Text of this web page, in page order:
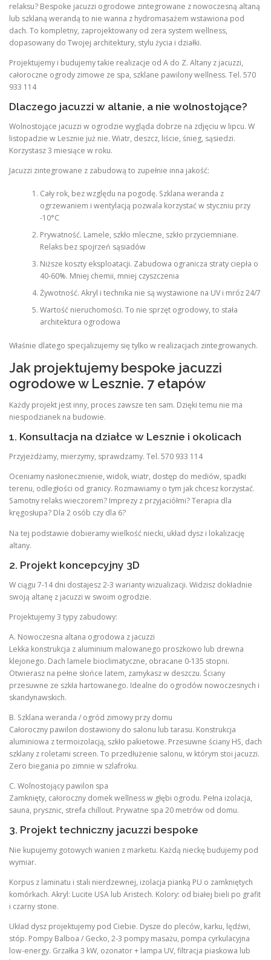
relaksu? Bespoke jacuzzi ogrodowe zintegrowane z nowoczesną altaną
lub szklaną werandą to nie wanna z hydromasażem wstawiona pod
dach. To kompletny, zaprojektowany od zera system wellness,
dopasowany do Twojej architektury, stylu życia i działki.
Projektujemy i budujemy takie realizacje od A do Z. Altany z jacuzzi,
całoroczne ogrody zimowe ze spa, szklane pawilony wellness. Tel. 570
933 114
Dlaczego jacuzzi w altanie, a nie wolnostojące?
Wolnostojące jacuzzi w ogrodzie wygląda dobrze na zdjęciu w lipcu. W
listopadzie w Lesznie już nie. Wiatr, deszcz, liście, śnieg, sąsiedzi.
Korzystasz 3 miesiące w roku.
Jacuzzi zintegrowane z zabudową to zupełnie inna jakość:
Cały rok, bez względu na pogodę. Szklana weranda z
ogrzewaniem i wentylacją pozwala korzystać w styczniu przy
-10°C
Prywatność. Lamele, szkło mleczne, szkło przyciemniane.
Relaks bez spojrzeń sąsiadów
Niższe koszty eksploatacji. Zabudowa ogranicza straty ciepła o
40-60%. Mniej chemii, mniej czyszczenia
Żywotność. Akryl i technika nie są wystawione na UV i mróz 24/7
Wartość nieruchomości. To nie sprzęt ogrodowy, to stała
architektura ogrodowa
Właśnie dlatego specjalizujemy się tylko w realizacjach zintegrowanych.
Jak projektujemy bespoke jacuzzi
ogrodowe w Lesznie. 7 etapów
Każdy projekt jest inny, proces zawsze ten sam. Dzięki temu nie ma
niespodzianek na budowie.
1. Konsultacja na działce w Lesznie i okolicach
Przyjeżdżamy, mierzymy, sprawdzamy. Tel. 570 933 114
Oceniamy nasłonecznienie, widok, wiatr, dostęp do mediów, spadki
terenu, odległości od granicy. Rozmawiamy o tym jak chcesz korzystać.
Samotny relaks wieczorem? Imprezy z przyjaciółmi? Terapia dla
kręgosłupa? Dla 2 osób czy dla 6?
Na tej podstawie dobieramy wielkość niecki, układ dysz i lokalizację
altany.
2. Projekt koncepcyjny 3D
W ciągu 7-14 dni dostajesz 2-3 warianty wizualizacji. Widzisz dokładnie
swoją altanę z jacuzzi w swoim ogrodzie.
Projektujemy 3 typy zabudowy:
A. Nowoczesna altana ogrodowa z jacuzzi
Lekka konstrukcja z aluminium malowanego proszkowo lub drewna
klejonego. Dach lamele bioclimatyczne, obracane 0-135 stopni.
Otwierasz na pełne słońce latem, zamykasz w deszczu. Ściany
przesuwne ze szkła hartowanego. Idealne do ogrodów nowoczesnych i
skandynawskich.
B. Szklana weranda / ogród zimowy przy domu
Całoroczny pawilon dostawiony do salonu lub tarasu. Konstrukcja
aluminiowa z termoizolacją, szkło pakietowe. Przesuwne ściany HS, dach
szklany z roletami screen. To przedłużenie salonu, w którym stoi jacuzzi.
Zero biegania po zimnie w szlafroku.
C. Wolnostojący pawilon spa
Zamknięty, całoroczny domek wellness w głębi ogrodu. Pełna izolacja,
sauna, prysznic, strefa chillout. Prywatne spa 20 metrów od domu.
3. Projekt techniczny jacuzzi bespoke
Nie kupujemy gotowych wanien z marketu. Każdą nieckę budujemy pod
wymiar.
Korpus z laminatu i stali nierdzewnej, izolacja pianką PU o zamkniętych
komórkach. Akryl: Lucite USA lub Aristech. Kolory: od białej bieli po grafit
i czarny stone.
Układ dysz projektujemy pod Ciebie. Dysze do pleców, karku, lędźwi,
stóp. Pompy Balboa / Gecko, 2-3 pompy masażu, pompa cyrkulacyjna
low-energy. Grzałka 3 kW, ozonator + lampa UV, filtracja piaskowa lub